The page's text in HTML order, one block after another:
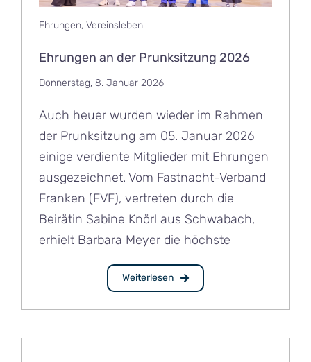
Ehrungen, Vereinsleben
Ehrungen an der Prunksitzung 2026
Donnerstag, 8. Januar 2026
Auch heuer wurden wieder im Rahmen
der Prunksitzung am 05. Januar 2026
einige verdiente Mitglieder mit Ehrungen
ausgezeichnet. Vom Fastnacht-Verband
Franken (FVF), vertreten durch die
Beirätin Sabine Knörl aus Schwabach,
erhielt Barbara Meyer die höchste
Weiterlesen